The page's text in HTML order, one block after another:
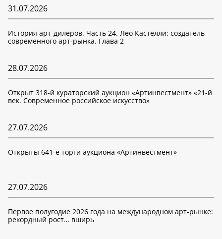
31.07.2026
История арт-дилеров. Часть 24. Лео Кастелли: создатель
современного арт-рынка. Глава 2
28.07.2026
Открыт 318-й кураторский аукцион «Артинвестмент» «21-й
век. Современное российское искусство»
27.07.2026
Открыты 641-е торги аукциона «Артинвестмент»
27.07.2026
Первое полугодие 2026 года на международном арт-рынке:
рекордный рост… вширь